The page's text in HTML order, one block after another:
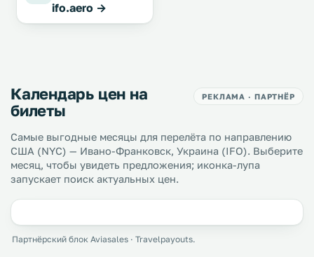
ifo.aero →
Календарь цен на
билеты
РЕКЛАМА · ПАРТНЁР
Самые выгодные месяцы для перелёта по направлению
США (NYC) — Ивано-Франковск, Украина (IFO). Выберите
месяц, чтобы увидеть предложения; иконка-лупа
запускает поиск актуальных цен.
Партнёрский блок Aviasales · Travelpayouts.